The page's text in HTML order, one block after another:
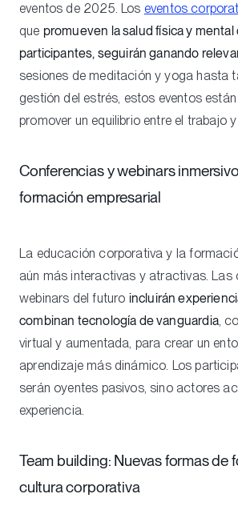
eventos de 2025. Los eventos
que promueven la salud física y mental
participantes, seguirán ganando
sesiones de meditación y yoga hasta
gestión del estrés, estos eventos
promover un equilibrio entre el trabajo
Conferencias y webinars
formación empresarial
La educación corporativa y la
aún más interactivas y atractivas. Las
webinars del futuro incluirán
combinan tecnología de vanguardia,
virtual y aumentada, para crear un
aprendizaje más dinámico. Los
serán oyentes pasivos, sino actores
experiencia.
Team building: Nuevas formas de
cultura corporativa